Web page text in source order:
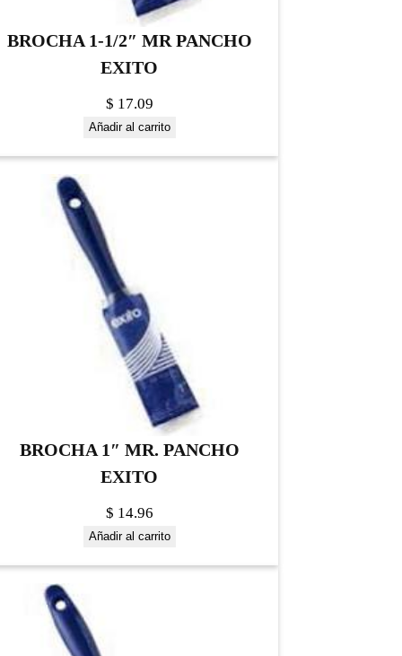
BROCHA 1-1/2″ MR PANCHO
EXITO
$ 17.09
Añadir al carrito
BROCHA 1″ MR. PANCHO
EXITO
$ 14.96
Añadir al carrito